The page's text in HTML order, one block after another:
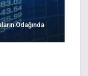
Odağında